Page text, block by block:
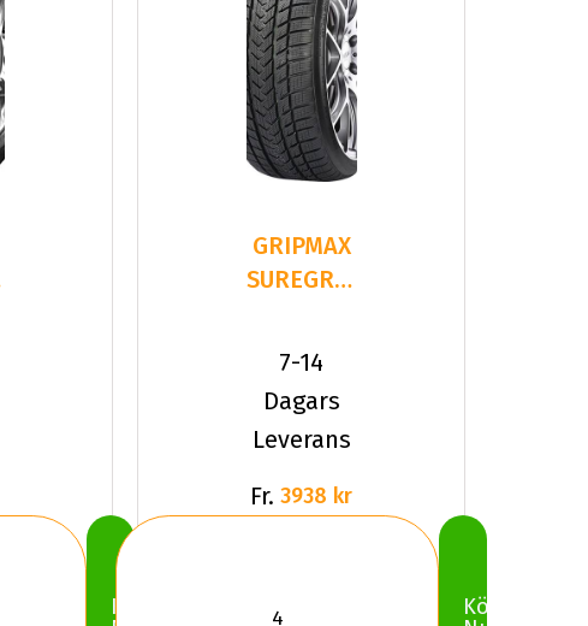
Köp
GRIPMAX
SUREGRIP
WINTER
265/35R22
1
7-14
Dagars
Leverans
Fr. 3938 kr
Köp